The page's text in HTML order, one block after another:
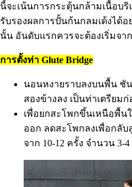
นี้จะเน้นการกระตุ้นกล้ามเนื้อบ
รับรองผลการปั้นก้นกลมเด้งได้
นั้น อันดับแรกควรจะต้องเริ่มจา
การตั้งท่า Glute Bridge
นอนหงายราบลงบนพื้น ชั
สองข้างลง เป็นท่าเตรียมก่
เพื่อยกสะโพกขึ้นเหนือพื้น
ออก ลดสะโพกลงเพื่อกลับ
จาก 10-12 ครั้ง จำนวน 3-4